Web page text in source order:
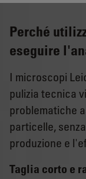
Perché
eseguire
I microscopi
pulizia tecnica
problematiche
particelle,
produzione e
Taglia corto e